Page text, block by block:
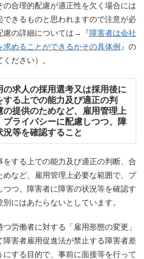
の合理的配慮が適正性を欠く場合には
できるものと思われますので注意が必
の詳細については→『障害者は会社
求めることができるかその具体例 』の
ださい）。
の求人の採用選考又は採用後に
する上での能力及び適正の判
の提供のためなど、雇用管理上
プライバシーに配慮しつつ、障
等を確認すること
をする上での能力及び適正の判断、合
めなど、雇用管理上必要な範囲で、プ
つつ、障害者に障害の状況等を確認す
にはあたらないとしています。
労働者に対する「雇用形態の変更」
障害者雇用促進法が禁止する障害者差
にする目的で、事前に面接等を行って